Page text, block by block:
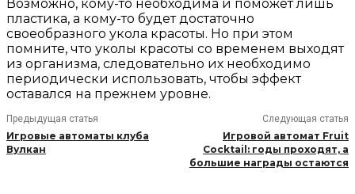
Возможно, кому-то необходима и поможет лишь
пластика, а кому-то будет достаточно
своеобразного укола красоты. Но при этом
помните, что уколы красоты со временем выходят
из организма, следовательно их необходимо
периодически использовать, чтобы эффект
оставался на прежнем уровне.
Предыдущая статья
Игровые автоматы клуба
Вулкан
Следующая статья
Игровой автомат Fruit
Cocktail: годы проходят, а
большие награды остаются